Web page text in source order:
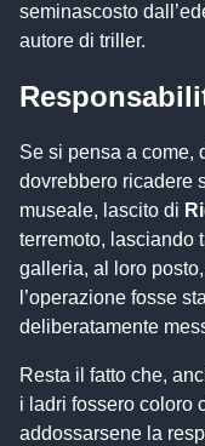
seminascosto
autore di triller.
Se si pensa a come,
dovrebbero ricadere
museale, lascito di
terremoto, lasciando
galleria, al loro
l’operazione fosse
deliberatamente
Resta il fatto che,
i ladri fossero coloro
addossarsene la